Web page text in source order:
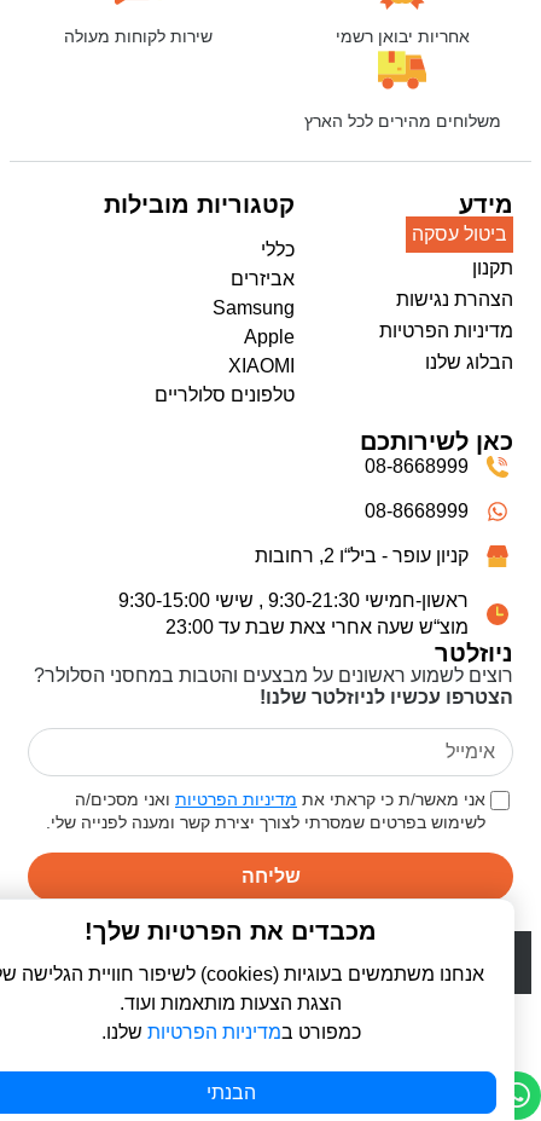
אחריות יבואן רשמי שירות לקוחות מעולה
משלוחים מהירים לכל הארץ
ניוזלטר
רוצים לשמוע ראשונים על מבצעים והטבות במחסני הסלולר?
הצטרפו עכשיו לניוזלטר שלנו!
אני מאשר/ת כי קראתי אתמדיניות הפרטיותואני מסכים/ה
לשימוש בפרטים שמסרתי לצורך יצירת קשר ומענה לפנייה שלי.
שליחה
מידע
ביטול עסקה
תקנון
הצהרת נגישות
מדיניות הפרטיות
הבלוג שלנו
קטגוריות מובילות
כללי
אביזרים
Samsung
Apple
XIAOMI
טלפונים סלולריים
כאן לשירותכם
08-8668999
08-8668999
קניון עופר - ביל“ו 2, רחובות
ראשון-חמישי 9:30-21:30 , שישי 9:30-15:00
מוצ“ש שעה אחרי צאת שבת עד 23:00
WebDigital | וובדיגיטל - עיצוב ובניית אתרים
מכבדים את הפרטיות שלך!
אנחנו משתמשים בעוגיות (cookies) לשיפור חוויית הגלישה שלך,
הצגת הצעות מותאמות ועוד.
כמפורט במדיניות הפרטיותשלנו.
הבנתי